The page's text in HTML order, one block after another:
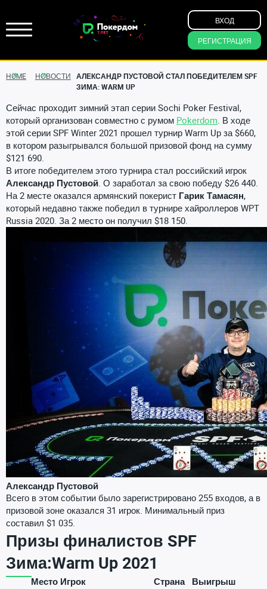
ВХОД
РЕГИСТРАЦИЯ
HOME НОВОСТИ
АЛЕКСАНДР ПУСТОВОЙ СТАЛ ПОБЕДИТЕЛЕМ SPF
ЗИМА: WARM UP
Сейчас проходит зимний этап серии Sochi Poker Festival,
который организован совместно с румом Pokerdom. В ходе
этой серии SPF Winter 2021 прошел турнир Warm Up за $660,
в котором разыгрывался большой призовой фонд на сумму
$121 690.
В итоге победителем этого турнира стал российский игрок
Александр Пустовой. О заработал за свою победу $26 440.
На 2 месте оказался армянский покерист Гарик Тамасян,
который недавно также победил в турнире хайроллеров WPT
Russia 2020. За 2 место он получил $18 150.
Александр Пустовой
Всего в этом событии было зарегистрировано 255 входов, а в
призовой зоне оказался 31 игрок. Минимальный приз
составил $1 035.
Призы финалистов SPF
Зима:Warm Up 2021
Место Игрок Страна
Выигрыш